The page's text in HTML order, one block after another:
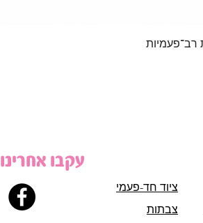
עקבו אחרינו
ציוד חד-פעמי
צבתות